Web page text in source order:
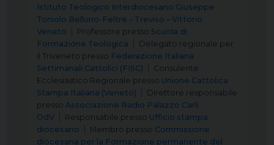
Istituto Teologico Interdiocesano Giuseppe
Toniolo Belluno-Feltre – Treviso – Vittorio
Veneto
Professore presso Scuola di
Formazione Teologica
Delegato regionale per
il Triveneto presso Federazione Italiana
Settimanali Cattolici (FISC)
Consulente
Ecclesiastico Regionale presso Unione Cattolica
Stampa Italiana (Veneto)
Direttore responsabile
presso Associazione Radio Palazzo Carli
OdV
Responsabile presso Ufficio stampa
diocesano
Membro presso Commissione
diocesana per la Formazione permanente del